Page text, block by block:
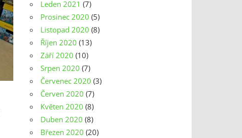
Leden 2021 (7)
Prosinec 2020 (5)
Listopad 2020 (8)
Říjen 2020 (13)
Září 2020 (10)
Srpen 2020 (7)
Červenec 2020 (3)
Červen 2020 (7)
Květen 2020 (8)
Duben 2020 (8)
Březen 2020 (20)